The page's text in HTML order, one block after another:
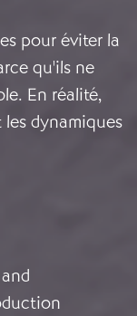
pour éviter la
qu'ils ne
En réalité,
dynamiques